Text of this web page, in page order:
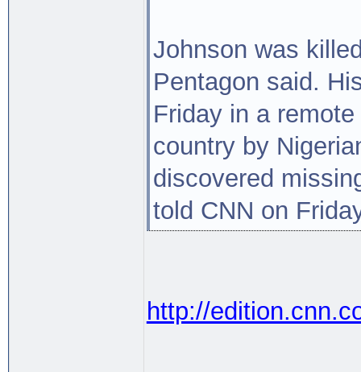
Johnson was
Pentagon said.
Friday in a
country by
discovered
told CNN on
http://